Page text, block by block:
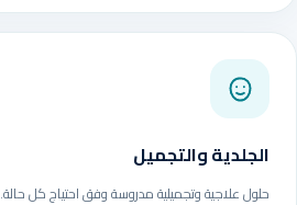
الجلدية والتجميل
حلول علاجية وتجميلية مدروسة وفق احتياج كل حالة.